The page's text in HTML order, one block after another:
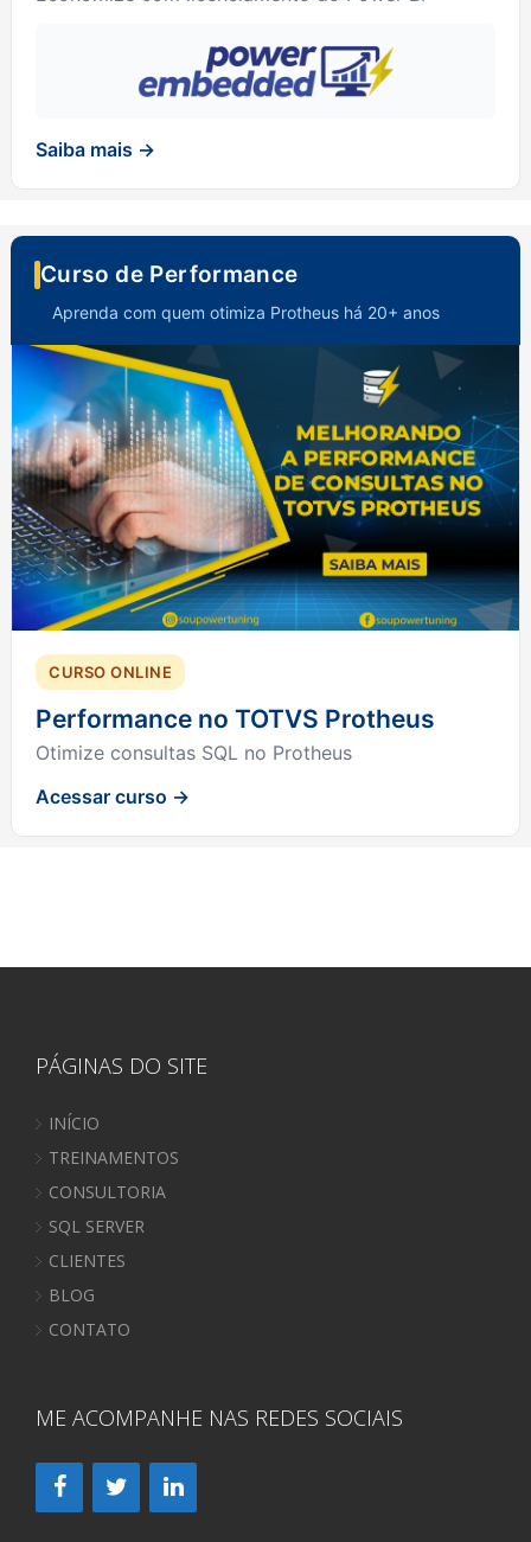
Saiba mais →
Curso de Performance
Aprenda com quem otimiza Protheus há 20+ anos
CURSO ONLINE
Performance no TOTVS Protheus
Otimize consultas SQL no Protheus
Acessar curso →
PÁGINAS DO SITE
INÍCIO
TREINAMENTOS
CONSULTORIA
SQL SERVER
CLIENTES
BLOG
CONTATO
ME ACOMPANHE NAS REDES SOCIAIS